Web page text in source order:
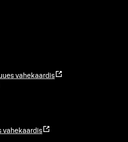
vahekaardis
vahekaardis